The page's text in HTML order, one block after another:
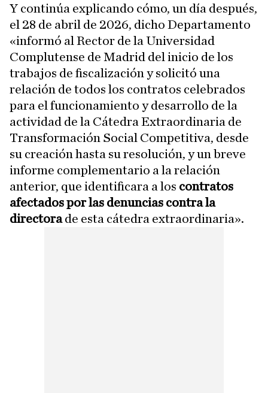
Y continúa explicando cómo, un día después,
el 28 de abril de 2026, dicho Departamento
«informó al Rector de la Universidad
Complutense de Madrid del inicio de los
trabajos de fiscalización y solicitó una
relación de todos los contratos celebrados
para el funcionamiento y desarrollo de la
actividad de la Cátedra Extraordinaria de
Transformación Social Competitiva, desde
su creación hasta su resolución, y un breve
informe complementario a la relación
anterior, que identificara a los contratos
afectados por las denuncias contra la
directorade esta cátedra extraordinaria».